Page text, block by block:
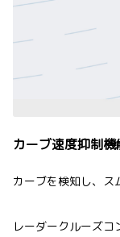
カーブ速度抑制機
カーブを検知し、ス
レーダークルーズコ